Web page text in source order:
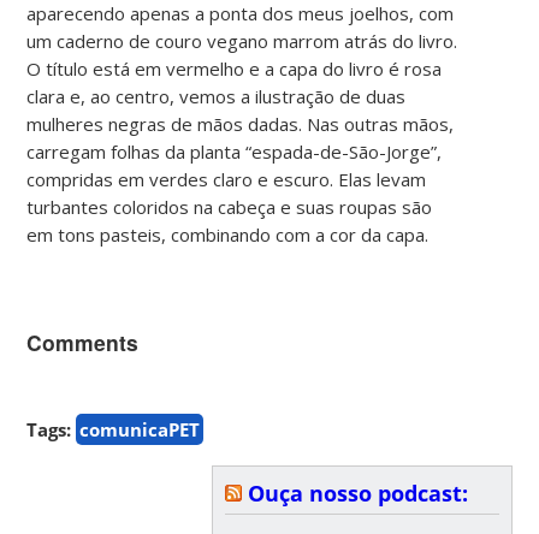
aparecendo apenas a ponta dos meus joelhos, com
um caderno de couro vegano marrom atrás do livro.
O título está em vermelho e a capa do livro é rosa
clara e, ao centro, vemos a ilustração de duas
mulheres negras de mãos dadas. Nas outras mãos,
carregam folhas da planta “espada-de-São-Jorge”,
compridas em verdes claro e escuro. Elas levam
turbantes coloridos na cabeça e suas roupas são
em tons pasteis, combinando com a cor da capa.
Comments
Tags: comunicaPET
Ouça nosso podcast: